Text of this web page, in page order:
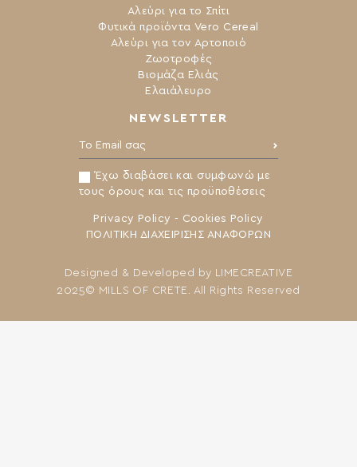
NEWSLETTER
Το Email σας:
Έχω διαβάσει και συμφωνώ με
τους όρους και τις προϋποθέσεις
Privacy Policy - Cookies Policy
ΠΟΛΙΤΙΚΗ ΔΙΑΧΕΙΡΙΣΗΣ ΑΝΑΦΟΡΩΝ
Αλεύρι για το Σπίτι
Φυτικά προϊόντα Vero Cereal
Αλεύρι για τον Αρτοποιό
Ζωοτροφές
Βιομάζα Ελιάς
Ελαιάλευρο
2025© MILLS OF CRETE. All Rights Reserved
Designed & Developed by LIMECREATIVE